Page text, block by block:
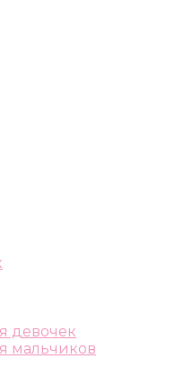
девочек
мальчиков